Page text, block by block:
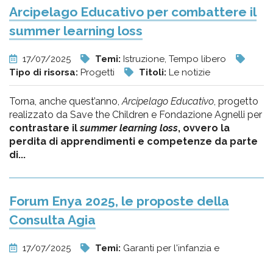
Arcipelago Educativo per combattere il
summer learning loss
17/07/2025 Temi: Istruzione, Tempo libero
Tipo di risorsa: Progetti Titoli: Le notizie
Torna, anche quest’anno,Arcipelago Educativo, progetto
realizzato da Save the Children e Fondazione Agnelli per
contrastare ilsummer learning loss, ovvero la
perdita di apprendimenti e competenze da parte
di...
Forum Enya 2025, le proposte della
Consulta Agia
17/07/2025 Temi: Garanti per l'infanzia e